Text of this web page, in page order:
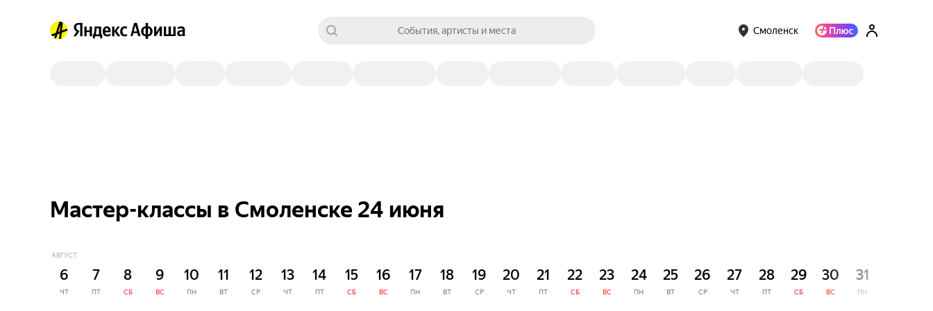
События, артисты и места Смоленск
Мастер-классы в Смоленске 24 июня
АВГУСТ
6
ЧТ
7
ПТ
8
СБ
9
ВС
10
ПН
11
ВТ
12
СР
13
ЧТ
14
ПТ
15
СБ
16
ВС
17
ПН
18
ВТ
19
СР
20
ЧТ
21
ПТ
22
СБ
23
ВС
24
ПН
25
ВТ
26
СР
27
ЧТ
28
ПТ
29
СБ
30
ВС
31
ПН